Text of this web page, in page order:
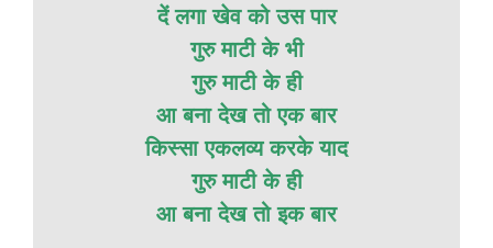
दें लगा खेव को उस पार
गुरु माटी के भी
गुरु माटी के ही
आ बना देख तो एक बार
किस्सा एकलव्य करके याद
गुरु माटी के ही
आ बना देख तो इक बार